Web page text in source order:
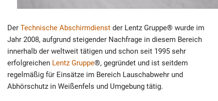
Der Technische Abschirmdienst der Lentz Gruppe® wurde im
Jahr 2008, aufgrund steigender Nachfrage in diesem Bereich
innerhalb der weltweit tätigen und schon seit 1995 sehr
erfolgreichen Lentz Gruppe®, gegründet und ist seitdem
regelmäßig für Einsätze im Bereich Lauschabwehr und
Abhörschutz in Weißenfels und Umgebung tätig.